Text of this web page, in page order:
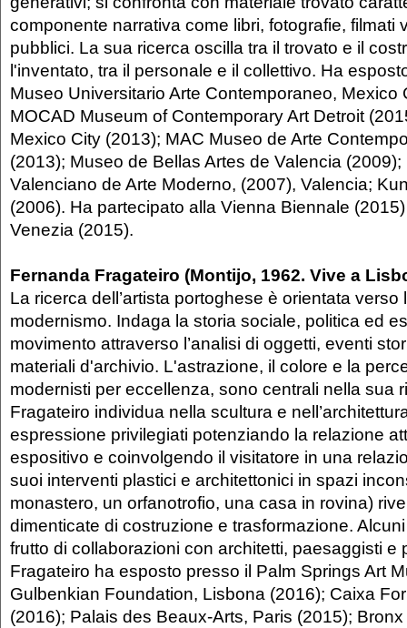
componente narrativa come libri, fotografie, filmati
pubblici. La sua ricerca oscilla tra il trovato e il
l'inventato, tra il personale e il collettivo. Ha
Museo Universitario Arte Contemporaneo, Mexico
MOCAD Museum of Contemporary Art Detroit
Mexico City (2013); MAC Museo de Arte
(2013); Museo de Bellas Artes de Valencia (2009);
Valenciano de Arte Moderno, (2007), Valencia;
(2006). Ha partecipato alla Vienna Biennale
Venezia (2015).
Fernanda Fragateiro (Montijo, 1962. Vive a
La ricerca dell’artista portoghese è orientata verso
modernismo. Indaga la storia sociale, politica ed
movimento attraverso l’analisi di oggetti, eventi
materiali d'archivio. L'astrazione, il colore e la
modernisti per eccellenza, sono centrali nella sua
Fragateiro individua nella scultura e
espressione privilegiati potenziando la relazione
espositivo e coinvolgendo il visitatore in una
suoi interventi plastici e architettonici in spazi
monastero, un orfanotrofio, una casa in rovina)
dimenticate di costruzione e trasformazione.
frutto di collaborazioni con architetti, paesaggisti e
Fragateiro ha esposto presso il Palm Springs Art
Gulbenkian Foundation, Lisbona (2016); Caixa
(2016); Palais des Beaux-Arts, Paris (2015);